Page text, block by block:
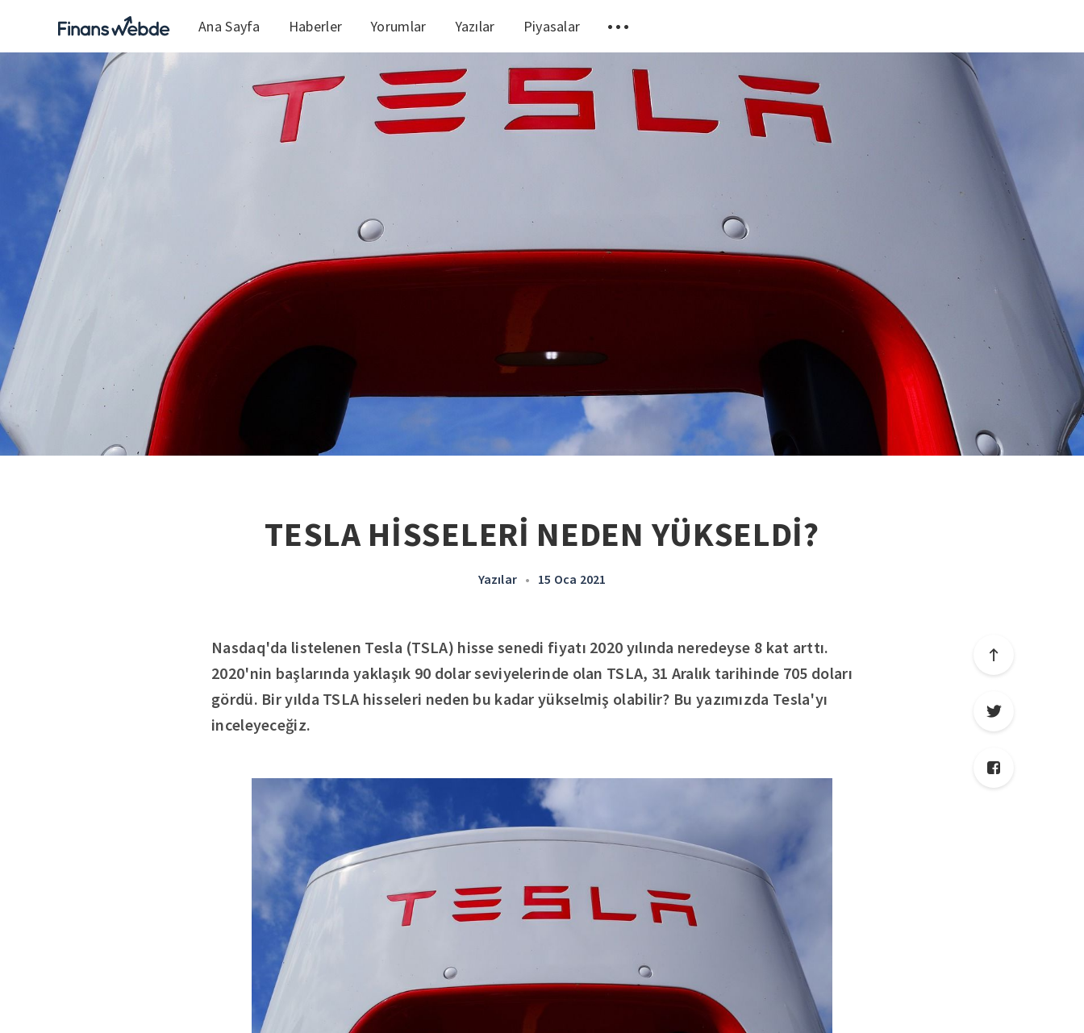
Ana Sayfa Haberler Yorumlar Yazılar Piyasalar
TESLA HİSSELERİ NEDEN YÜKSELDİ?
Yazılar • 15 Oca 2021
Nasdaq'da listelenen Tesla (TSLA) hisse senedi fiyatı 2020 yılında neredeyse 8 kat arttı.
2020'nin başlarında yaklaşık 90 dolar seviyelerinde olan TSLA, 31 Aralık tarihinde 705 doları
gördü. Bir yılda TSLA hisseleri neden bu kadar yükselmiş olabilir? Bu yazımızda Tesla'yı
inceleyeceğiz.